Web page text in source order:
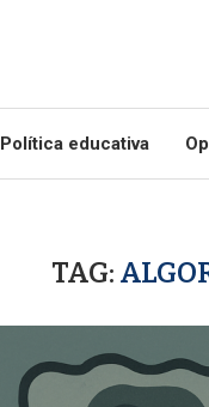
Política educativa
TAG: